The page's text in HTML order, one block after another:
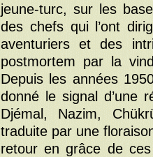
jeune-turc, sur les
des chefs qui l’ont
aventuriers et des
postmortem par la
Depuis les années
donné le signal d’une
Djémal, Nazim,
traduite par une
retour en grâce de